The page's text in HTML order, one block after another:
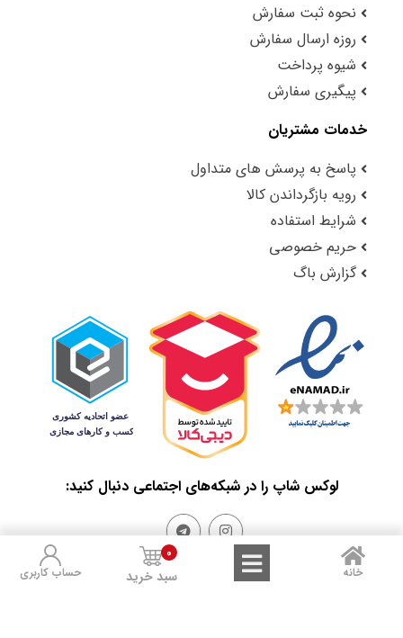
نحوه ثبت سفارش
روزه ارسال سفارش
شیوه پرداخت
پیگیری سفارش
خدمات مشتریان
پاسخ به پرسش های متداول
رویه بازگرداندن کالا
شرایط استفاده
حریم خصوصی
گزارش باگ
لوکس شاپ را در شبکه‌های اجتماعی دنبال کنید:
خانه سبد خرید
0
حساب کاربری